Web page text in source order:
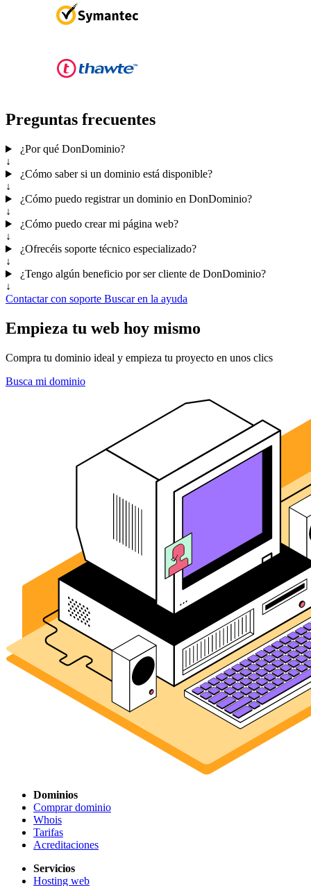
Preguntas frecuentes
¿Por qué DonDominio?
↓
¿Cómo saber si un dominio está disponible?
↓
¿Cómo puedo registrar un dominio en DonDominio?
↓
¿Cómo puedo crear mi página web?
↓
¿Ofrecéis soporte técnico especializado?
↓
¿Tengo algún beneficio por ser cliente de DonDominio?
↓
Contactar con soporte Buscar en la ayuda
Empieza tu web hoy mismo
Compra tu dominio ideal y empieza tu proyecto en unos clics
Busca mi dominio
Dominios
Comprar dominio
Whois
Tarifas
Acreditaciones
Servicios
Hosting web